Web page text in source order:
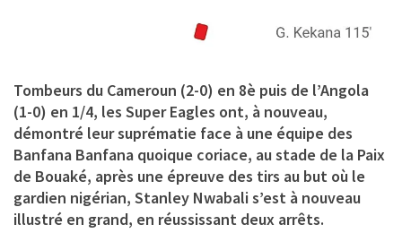
Tombeurs du Cameroun (2-0) en 8è puis de l’Angola
(1-0) en 1/4, les Super Eagles ont, à nouveau,
démontré leur suprématie face à une équipe des
Banfana Banfana quoique coriace, au stade de la Paix
de Bouaké, après une épreuve des tirs au but où le
gardien nigérian, Stanley Nwabali s’est à nouveau
illustré en grand, en réussissant deux arrêts.